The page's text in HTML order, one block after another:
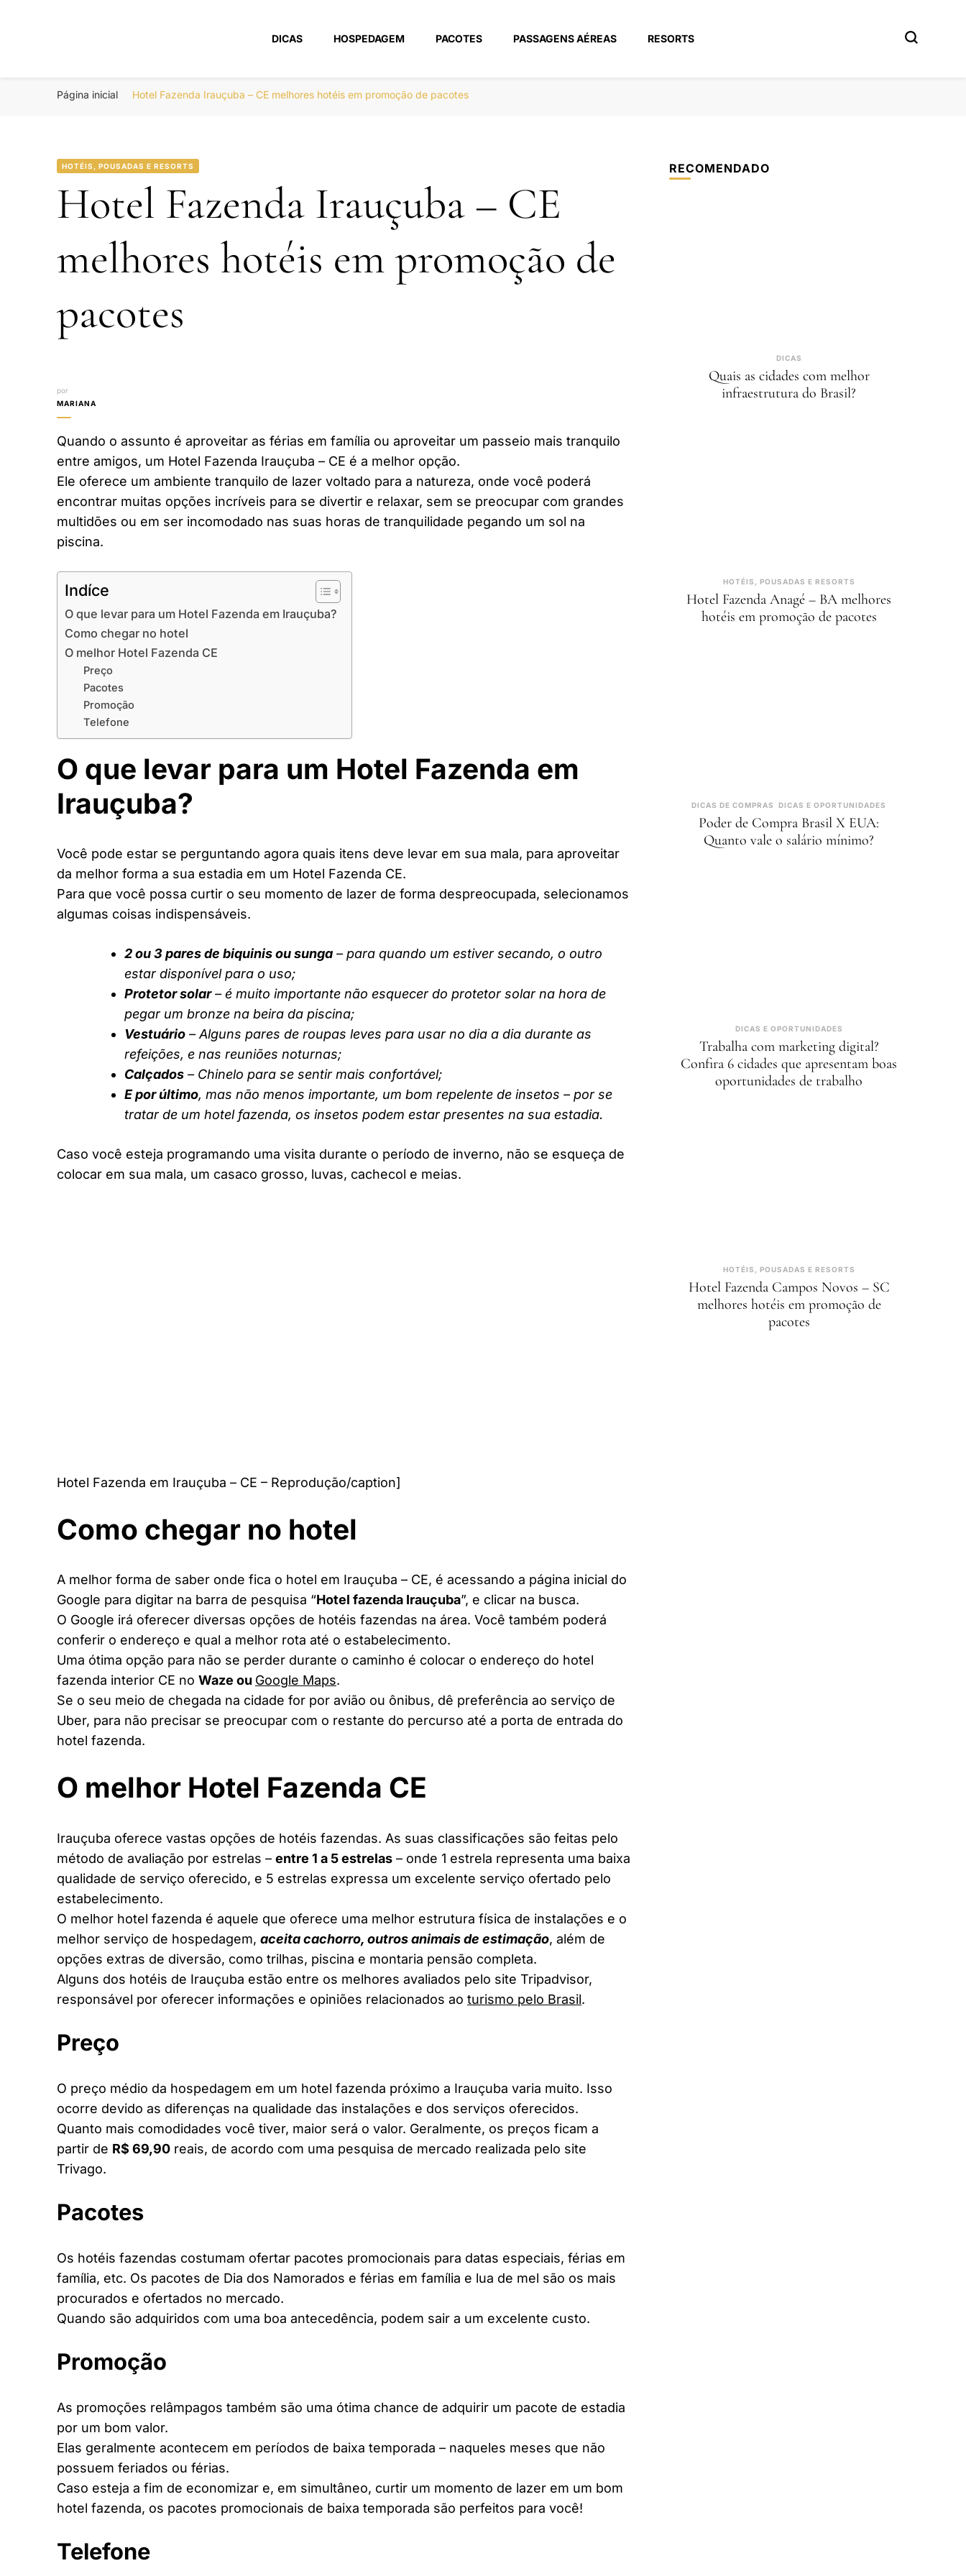
Portal Boa Viagem
DICAS HOSPEDAGEM PACOTES PASSAGENS AÉREAS RESORTS
Página inicial Hotel Fazenda Irauçuba – CE melhores hotéis em promoção de pacotes
HOTÉIS, POUSADAS E RESORTS
Hotel Fazenda Irauçuba – CE
melhores hotéis em promoção de
pacotes
por
MARIANA
Quando o assunto é aproveitar as férias em família ou aproveitar um passeio mais tranquilo
entre amigos, um Hotel Fazenda Irauçuba – CE é a melhor opção.
Ele oferece um ambiente tranquilo de lazer voltado para a natureza, onde você poderá
encontrar muitas opções incríveis para se divertir e relaxar, sem se preocupar com grandes
multidões ou em ser incomodado nas suas horas de tranquilidade pegando um sol na
piscina.
Indíce
O que levar para um Hotel Fazenda em Irauçuba?
Como chegar no hotel
O melhor Hotel Fazenda CE
Preço
Pacotes
Promoção
Telefone
O que levar para um Hotel Fazenda em
Irauçuba?
Você pode estar se perguntando agora quais itens deve levar em sua mala, para aproveitar
da melhor forma a sua estadia em um Hotel Fazenda CE.
Para que você possa curtir o seu momento de lazer de forma despreocupada, selecionamos
algumas coisas indispensáveis.
2 ou 3 pares de biquinis ou sunga – para quando um estiver secando, o outro
estar disponível para o uso;
Protetor solar– é muito importante não esquecer do protetor solar na hora de
pegar um bronze na beira da piscina;
Vestuário – Alguns pares de roupas leves para usar no dia a dia durante as
refeições, e nas reuniões noturnas;
Calçados – Chinelo para se sentir mais confortável;
E por último, mas não menos importante, um bom repelente de insetos – por se
tratar de um hotel fazenda, os insetos podem estar presentes na sua estadia.
Caso você esteja programando uma visita durante o período de inverno, não se esqueça de
colocar em sua mala, um casaco grosso, luvas, cachecol e meias.
Hotel Fazenda em Irauçuba – CE – Reprodução/caption]
Como chegar no hotel
A melhor forma de saber onde fica o hotel em Irauçuba – CE, é acessando a página inicial do
Google para digitar na barra de pesquisa “Hotel fazenda Irauçuba”, e clicar na busca.
O Google irá oferecer diversas opções de hotéis fazendas na área. Você também poderá
conferir o endereço e qual a melhor rota até o estabelecimento.
Uma ótima opção para não se perder durante o caminho é colocar o endereço do hotel
fazenda interior CE no Waze ou Google Maps.
Se o seu meio de chegada na cidade for por avião ou ônibus, dê preferência ao serviço de
Uber, para não precisar se preocupar com o restante do percurso até a porta de entrada do
hotel fazenda.
O melhor Hotel Fazenda CE
Irauçuba oferece vastas opções de hotéis fazendas. As suas classificações são feitas pelo
método de avaliação por estrelas – entre 1 a 5 estrelas – onde 1 estrela representa uma baixa
qualidade de serviço oferecido, e 5 estrelas expressa um excelente serviço ofertado pelo
estabelecimento.
O melhor hotel fazenda é aquele que oferece uma melhor estrutura física de instalações e o
melhor serviço de hospedagem, aceita cachorro, outros animais de estimação, além de
opções extras de diversão, como trilhas, piscina e montaria pensão completa.
Alguns dos hotéis de Irauçuba estão entre os melhores avaliados pelo site Tripadvisor,
responsável por oferecer informações e opiniões relacionados ao turismo pelo Brasil.
Preço
O preço médio da hospedagem em um hotel fazenda próximo a Irauçuba varia muito. Isso
ocorre devido as diferenças na qualidade das instalações e dos serviços oferecidos.
Quanto mais comodidades você tiver, maior será o valor. Geralmente, os preços ficam a
partir de R$ 69,90 reais, de acordo com uma pesquisa de mercado realizada pelo site
Trivago.
Pacotes
Os hotéis fazendas costumam ofertar pacotes promocionais para datas especiais, férias em
família, etc. Os pacotes de Dia dos Namorados e férias em família e lua de mel são os mais
procurados e ofertados no mercado.
Quando são adquiridos com uma boa antecedência, podem sair a um excelente custo.
Promoção
As promoções relâmpagos também são uma ótima chance de adquirir um pacote de estadia
por um bom valor.
Elas geralmente acontecem em períodos de baixa temporada – naqueles meses que não
possuem feriados ou férias.
Caso esteja a fim de economizar e, em simultâneo, curtir um momento de lazer em um bom
hotel fazenda, os pacotes promocionais de baixa temporada são perfeitos para você!
Telefone
RECOMENDADO
DICAS
Quais as cidades com melhor
infraestrutura do Brasil?
HOTÉIS, POUSADAS E RESORTS
Hotel Fazenda Anagé – BA melhores
hotéis em promoção de pacotes
DICAS DE COMPRAS DICAS E OPORTUNIDADES
Poder de Compra Brasil X EUA:
Quanto vale o salário mínimo?
DICAS E OPORTUNIDADES
Trabalha com marketing digital?
Confira 6 cidades que apresentam boas
oportunidades de trabalho
HOTÉIS, POUSADAS E RESORTS
Hotel Fazenda Campos Novos – SC
melhores hotéis em promoção de
pacotes